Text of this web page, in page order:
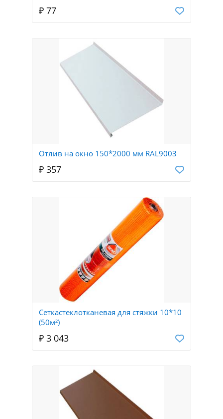
₽ 77
Отлив на окно 150*2000 мм RAL9003
₽ 357
Сеткастеклотканевая для стяжки 10*10
(50м²)
₽ 3 043